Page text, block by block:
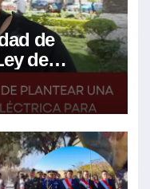
de
de
incluir la